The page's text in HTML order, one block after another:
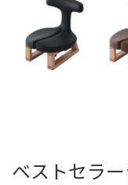
ベストセラ